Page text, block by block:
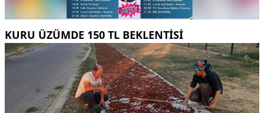
KURU ÜZÜMDE 150 TL BEKLENTISI